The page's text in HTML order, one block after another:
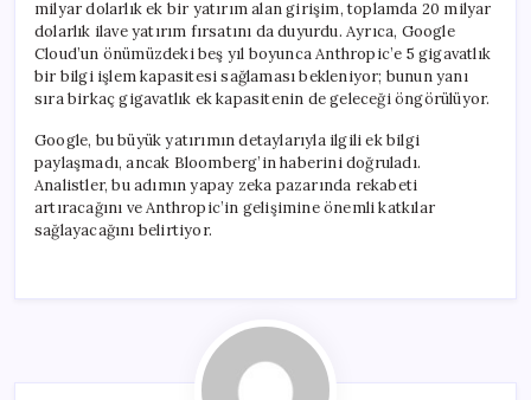
milyar dolarlık ek bir yatırım alan girişim, toplamda 20 milyar
dolarlık ilave yatırım fırsatını da duyurdu. Ayrıca, Google
Cloud’un önümüzdeki beş yıl boyunca Anthropic’e 5 gigavatlık
bir bilgi işlem kapasitesi sağlaması bekleniyor; bunun yanı
sıra birkaç gigavatlık ek kapasitenin de geleceği öngörülüyor.
Google, bu büyük yatırımın detaylarıyla ilgili ek bilgi
paylaşmadı, ancak Bloomberg’in haberini doğruladı.
Analistler, bu adımın yapay zeka pazarında rekabeti
artıracağını ve Anthropic’in gelişimine önemli katkılar
sağlayacağını belirtiyor.